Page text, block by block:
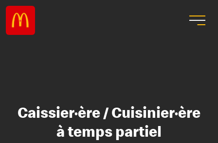
Caissier·ère / Cuisinier·ère
à temps partiel